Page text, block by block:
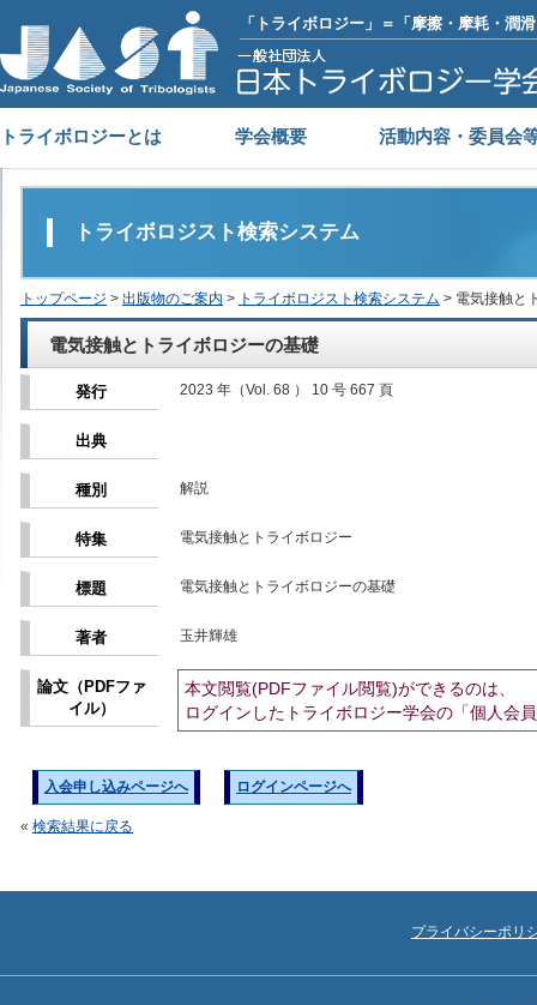
「トライボロジー」＝「摩擦・摩耗・潤
トライボロジーとは 学会概要 活動内容・委員会
トライボロジスト検索システム
トップページ > 出版物のご案内 > トライボロジスト検索システム > 電気接触と
電気接触とトライボロジーの基礎
発行 2023 年（Vol. 68 ） 10 号 667 頁
出典
種別 解説
特集 電気接触とトライボロジー
標題 電気接触とトライボロジーの基礎
著者 玉井輝雄
論文（PDFファ
イル）
本文閲覧(PDFファイル閲覧)ができるのは、
ログインしたトライボロジー学会の「個人会
入会申し込みページへ ログインページへ
« 検索結果に戻る
プライバシーポリ